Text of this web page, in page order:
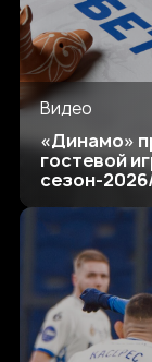
Видео
«Динамо»
гостевой
сезон-